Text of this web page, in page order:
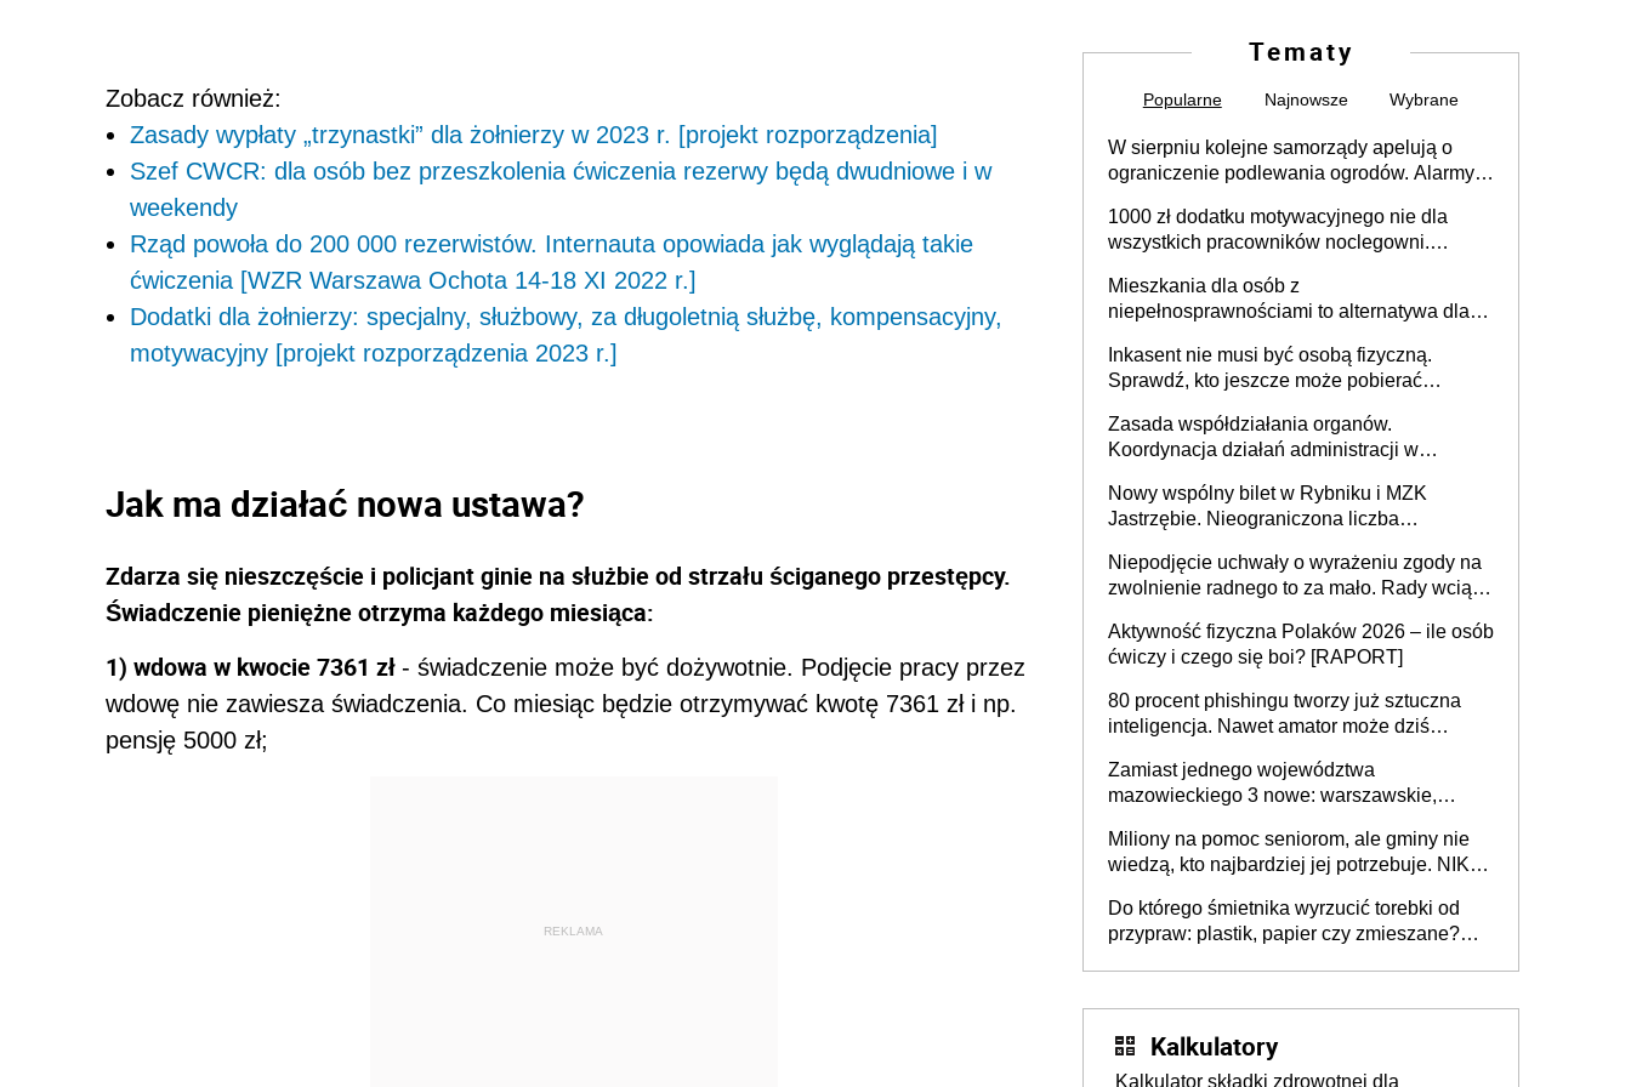
Zobacz również:
Zasady wypłaty „trzynastki” dla żołnierzy w 2023 r. [projekt rozporządzenia]
Szef CWCR: dla osób bez przeszkolenia ćwiczenia rezerwy będą dwudniowe i w
weekendy
Rząd powoła do 200 000 rezerwistów. Internauta opowiada jak wyglądają takie
ćwiczenia [WZR Warszawa Ochota 14-18 XI 2022 r.]
Dodatki dla żołnierzy: specjalny, służbowy, za długoletnią służbę, kompensacyjny,
motywacyjny [projekt rozporządzenia 2023 r.]
Jak ma działać nowa ustawa?
Zdarza się nieszczęście i policjant ginie na służbie od strzału ściganego przestępcy.
Świadczenie pieniężne otrzyma każdego miesiąca:
1) wdowa w kwocie 7361 zł - świadczenie może być dożywotnie. Podjęcie pracy przez
wdowę nie zawiesza świadczenia. Co miesiąc będzie otrzymywać kwotę 7361 zł i np.
pensję 5000 zł;
REKLAMA
Tematy
Popularne Najnowsze Wybrane
W sierpniu kolejne samorządy apelują o
ograniczenie podlewania ogrodów. Alarmy w
może objąć cały kraj
1000 zł dodatku motywacyjnego nie dla
wszystkich pracowników noclegowni.
Mieszkania dla osób z
niepełnosprawnościami to alternatywa dla
samodzielnie lub z rodziną
Inkasent nie musi być osobą fizyczną.
Sprawdź, kto jeszcze może pobierać
Zasada współdziałania organów.
Koordynacja działań administracji w
Nowy wspólny bilet w Rybniku i MZK
Jastrzębie. Nieograniczona liczba
Niepodjęcie uchwały o wyrażeniu zgody na
zwolnienie radnego to za mało. Rady wciąż
rozstrzygać sprawy
Aktywność fizyczna Polaków 2026 – ile osób
ćwiczy i czego się boi? [RAPORT]
80 procent phishingu tworzy już sztuczna
inteligencja. Nawet amator może dziś
Zamiast jednego województwa
mazowieckiego 3 nowe: warszawskie,
Europie nie ma tak dużych jednostek
stołecznych
Miliony na pomoc seniorom, ale gminy nie
wiedzą, kto najbardziej jej potrzebuje. NIK
Do którego śmietnika wyrzucić torebki od
przypraw: plastik, papier czy zmieszane?
Kalkulatory
Kalkulator składki zdrowotnej dla